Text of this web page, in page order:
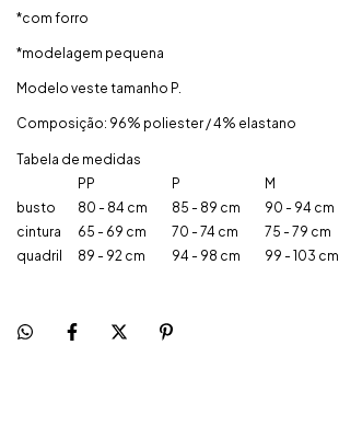
*com forro
*modelagem pequena
Modelo veste tamanho P.
Composição: 96% poliester / 4% elastano
Tabela de medidas
PP
P M
busto
80 - 84 cm 85 - 89 cm 90 - 94 cm
cintura
65 - 69 cm 70 - 74 cm 75 - 79 cm
quadril
89 - 92 cm 94 - 98 cm 99 - 103 cm